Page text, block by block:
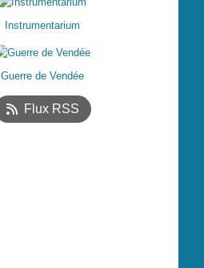
Instrumentarium
Guerre de Vendée
Flux RSS